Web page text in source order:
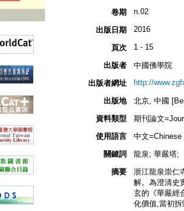
卷期
n.02
出版日期 2016
頁次 1 - 15
出版者
中國佛學院
出版者網址
http://
出版地
北京, 中國
資料類型
期刊論文
使用語言
中文=Chinese
關鍵詞
龍泉; 華嚴塔;
摘要
浙江龍泉崇仁
解。為澄清史
玄的《華嚴經
化價值,當初拆